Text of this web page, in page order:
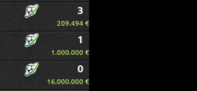
3
209.494 €
1
1.000.000 €
0
16.000.000 €